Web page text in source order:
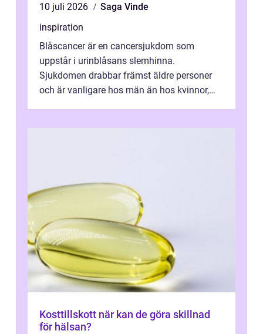
10 juli 2026
Saga Vinde
inspiration
Blåscancer är en cancersjukdom som
uppstår i urinblåsans slemhinna.
Sjukdomen drabbar främst äldre personer
och är vanligare hos män än hos kvinnor,
Kosttillskott när kan de göra skillnad
för hälsan?